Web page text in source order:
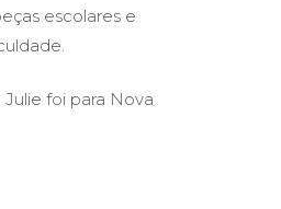
escolares e
foi para Nova